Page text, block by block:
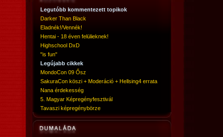
Legutóbb kommentezett topikok
Darker Than Black
Eladnék!/Vennék!
Hentai - 18 éven felülieknek!
Highschool DxD
"is fun"
Legújabb cikkek
MondoCon 09 Ősz
SakuraCon köszi + Moderáció + Hellsing4 errata
Nana érdekesség
5. Magyar Képregényfesztivál
Tavaszi képregénybörze